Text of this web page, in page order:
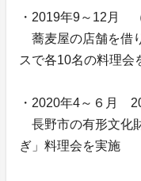
・2019年9～12月
蕎麦屋の店舗を借
スで各10名の料理会
・2020年4～６月
長野市の有形文化
ぎ」料理会を実施